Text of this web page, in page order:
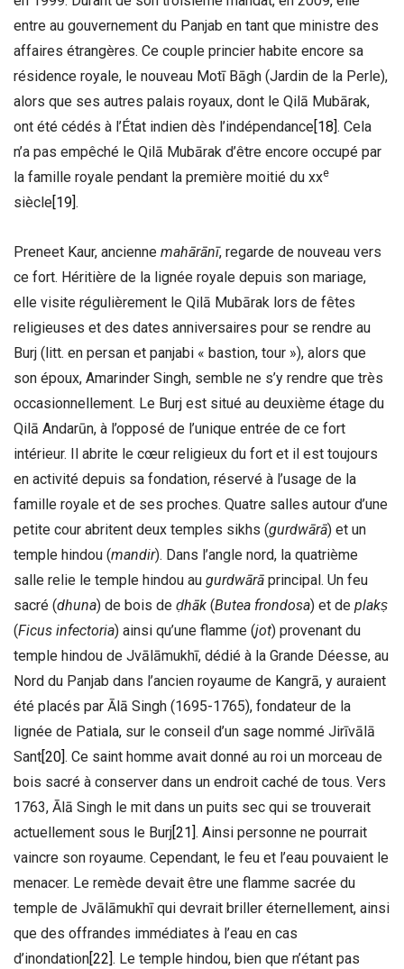
entre au gouvernement du Panjab en tant que ministre des
affaires étrangères. Ce couple princier habite encore sa
résidence royale, le nouveau Motī Bāgh (Jardin de la Perle),
alors que ses autres palais royaux, dont le Qilā Mubārak,
ont été cédés à l’État indien dès l’indépendance [18] . Cela
n’a pas empêché le Qilā Mubārak d’être encore occupé par
la famille royale pendant la première moitié du xxe
siècle [19] .
Preneet Kaur, ancienne mahārānī, regarde de nouveau vers
ce fort. Héritière de la lignée royale depuis son mariage,
elle visite régulièrement le Qilā Mubārak lors de fêtes
religieuses et des dates anniversaires pour se rendre au
Burj (litt. en persan et panjabi « bastion, tour »), alors que
son époux, Amarinder Singh, semble ne s’y rendre que très
occasionnellement. Le Burj est situé au deuxième étage du
Qilā Andarūn, à l’opposé de l’unique entrée de ce fort
intérieur. Il abrite le cœur religieux du fort et il est toujours
en activité depuis sa fondation, réservé à l’usage de la
famille royale et de ses proches. Quatre salles autour d’une
petite cour abritent deux temples sikhs (gurdwārā) et un
temple hindou (mandir). Dans l’angle nord, la quatrième
salle relie le temple hindou au gurdwārā principal. Un feu
sacré (dhuna) de bois de ḍhāk (Butea frondosa) et de plakṣ
(Ficus infectoria) ainsi qu’une flamme (jot) provenant du
temple hindou de Jvālāmukhī, dédié à la Grande Déesse, au
Nord du Panjab dans l’ancien royaume de Kangrā, y auraient
été placés par Ālā Singh (1695-1765), fondateur de la
lignée de Patiala, sur le conseil d’un sage nommé Jirīvālā
Sant [20] . Ce saint homme avait donné au roi un morceau de
bois sacré à conserver dans un endroit caché de tous. Vers
1763, Ālā Singh le mit dans un puits sec qui se trouverait
actuellement sous le Burj [21] . Ainsi personne ne pourrait
vaincre son royaume. Cependant, le feu et l’eau pouvaient le
menacer. Le remède devait être une flamme sacrée du
temple de Jvālāmukhī qui devrait briller éternellement, ainsi
que des offrandes immédiates à l’eau en cas
d’inondation [22] . Le temple hindou, bien que n’étant pas